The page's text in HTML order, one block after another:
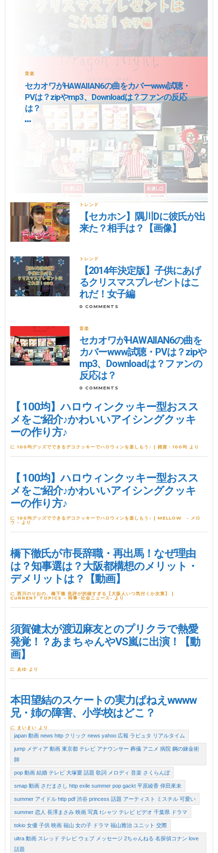
音楽
セカオワがHAWAIIAN6の曲をカバーwww試聴・
PVは？zipやmp3、Downloadは？ファンの反応
は？
トレンド
【セカホン】隅川Dに彼氏が出
来た？相手は？【画像】
トレンド
【2014年決定版】子供にあげ
るクリスマスプレゼントはこ
れだ！女子編
0 COMMENTS
音楽
セカオワがHAWAIIAN6の曲を
カバーwww試聴・PVは？zipや
mp3、Downloadは？ファンの
反応は？
0 COMMENTS
【 100均】ハロウィンクッキー型おスス
メをご紹介♪かわいいアイシングクッキ
ーの作り方♪
に 100均グッズでできるデコクッキーでハロウィンを楽しもう♪ | 雑貨・100均 より
【 100均】ハロウィンクッキー型おスス
メをご紹介♪かわいいアイシングクッキ
ーの作り方♪
に 100均グッズでできるデコクッキーでハロウィンを楽しもう♪ | MELLOW - メロ
ウ - より
橋下徹氏が市長辞職・再出馬！なぜ理由
は？知事選は？大阪都構想のメリット・
デメリットは？【動画】
に 西川のりおの、橋下徹 批評が的確すぎる【大阪人いつ気付くか次第】 |
CURRENT TOPICS - 時事･社会ニュース- より
須賀健太が渡辺麻友とのプリクラで熱愛
発覚！？あまちゃんやVS嵐に出演！【動
画】
に あゆ より
本田望結のスケートの実力ぱねえwwww
兄・姉の障害、小学校はどこ？
に まいまい より
japan 動画 news http クリック news yahoo 広報 ラピュタ リアルタイム
jump メディア 動画 東京都 テレビ アナウンサー 葬儀 アニメ 病院 鋼の錬金術
師
pop 動画 結婚 テレビ 大塚愛 話題 歌詞 メロディ 音楽 さくらんぼ
smap 動画 さだまさし http exile summer pop gackt 平原綾香 倖田來未
summer アイドル http pdf 渋谷 princess 話題 アーティスト ミスチル 可愛い
summer 恋人 長澤まさみ 映画 写真 tシャツ テレビ ビデオ 千葉県 ドラマ
tokio 女優 子供 映画 福山 女の子 ドラマ 福山雅治 ユニット 交際
ultra 動画 スレッド テレビ ウェブ メッセージ 2ちゃんねる 名探偵コナン love
話題